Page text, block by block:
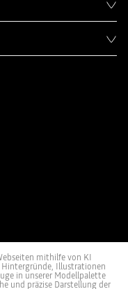
mithilfe von KI
Hintergründe, Illustrationen
in unserer Modellpalette
und präzise Darstellung der